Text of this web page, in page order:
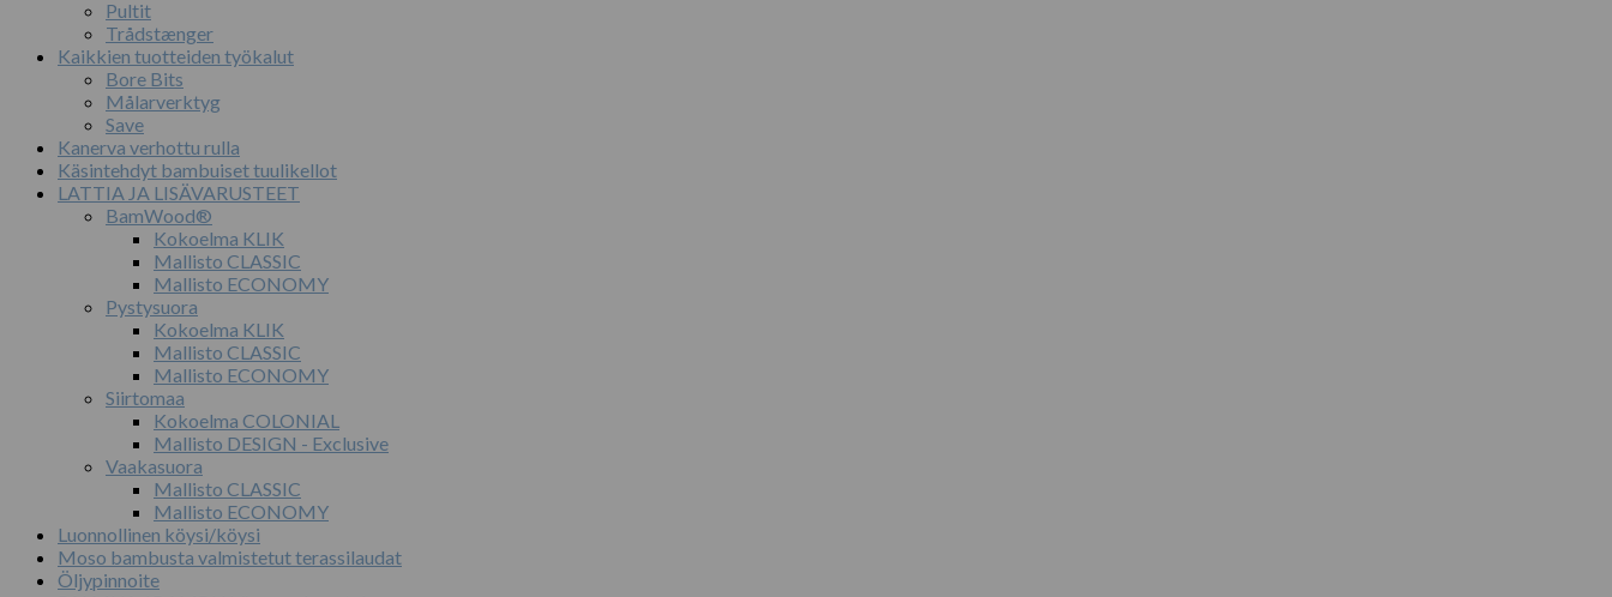
Pultit
Trådstænger
Kaikkien tuotteiden työkalut
Bore Bits
Målarverktyg
Save
Kanerva verhottu rulla
Käsintehdyt bambuiset tuulikellot
LATTIA JA LISÄVARUSTEET
BamWood®
Kokoelma KLIK
Mallisto CLASSIC
Mallisto ECONOMY
Pystysuora
Kokoelma KLIK
Mallisto CLASSIC
Mallisto ECONOMY
Siirtomaa
Kokoelma COLONIAL
Mallisto DESIGN - Exclusive
Vaakasuora
Mallisto CLASSIC
Mallisto ECONOMY
Luonnollinen köysi/köysi
Moso bambusta valmistetut terassilaudat
Öljypinnoite